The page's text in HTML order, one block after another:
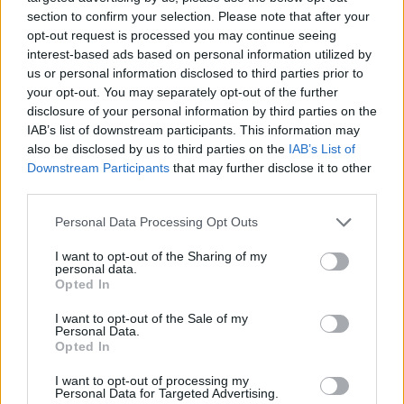
section to confirm your selection. Please note that after your
opt-out request is processed you may continue seeing
interest-based ads based on personal information utilized by
us or personal information disclosed to third parties prior to
your opt-out. You may separately opt-out of the further
disclosure of your personal information by third parties on the
IAB’s list of downstream participants. This information may
also be disclosed by us to third parties on the IAB’s List of
Downstream Participants that may further disclose it to other
Personal Data Processing Opt Outs
I want to opt-out of the Sharing of my
personal data.
Opted In
I want to opt-out of the Sale of my
Personal Data.
Opted In
I want to opt-out of processing my
Personal Data for Targeted Advertising.
monopolit, SPAK të
ndërhyjë
Infermierja shqiptare në
Itali shpërthen në lot në
protestë: Pacientët
detyrohen të kërkojnë
kurim jashtë vendit
Video/ Dy të vrarë dhe 13
të plagosur nga
shpërthimi i një minibusi
pranë Damaskut
Konflikt për shërbimin në
zyrtari i Policisë dyshohet
Mbi partitë të vendosim